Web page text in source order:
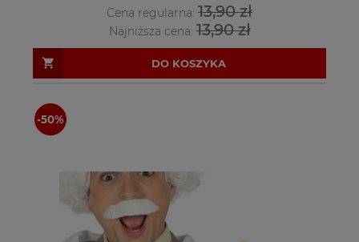
Cena regularna: 13,90 zł
Najniższa cena:13,90 zł
DO KOSZYKA